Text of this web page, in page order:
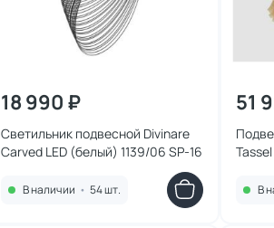
18 990 ₽
Светильник подвесной Divinare
Carved LED (белый) 1139/06 SP-16
В наличии • 54 шт.
51
В